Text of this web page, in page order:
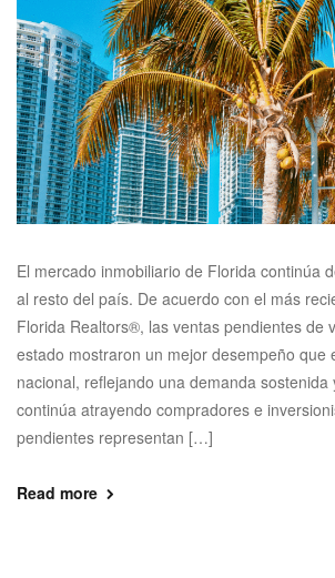
El mercado inmobiliario de Florida continúa
al resto del país. De acuerdo con el más
Florida Realtors®, las ventas pendientes de
estado mostraron un mejor desempeño que
nacional, reflejando una demanda sostenida
continúa atrayendo compradores e
pendientes representan […]
Read more